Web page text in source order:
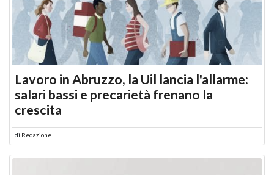
Lavoro in Abruzzo, la Uil lancia l'allarme:
salari bassi e precarietà frenano la
crescita
di Redazione